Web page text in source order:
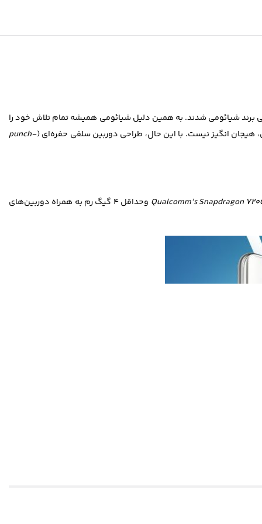
برند شيائومی شدند. به همين دليل شيائومی هميشه تمام تلاش خود را
انگيز نيست. با اين حال، طراحی دوربين سلفی حفره‌­ای (punch-
Qualcomm’s Snapdragon
وحداقل 4 گیگ رم به همراه دوربین­‌های